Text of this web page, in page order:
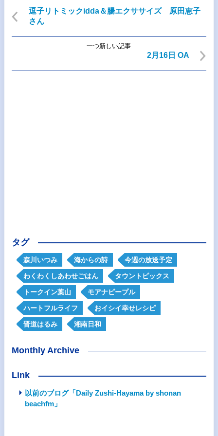
逗子リトミックidda＆腸エクササイズ 原田恵子
さん
一つ新しい記事
2月16日 OA
タグ
森川いつみ 海からの詩 今週の放送予定
わくわくしあわせごはん タウントピックス
トークイン葉山 モアナピープル
ハートフルライフ おイシイ幸せレシピ
晋道はるみ 湘南日和
Monthly Archive
Link
以前のブログ「Daily Zushi-Hayama by shonan
beachfm」